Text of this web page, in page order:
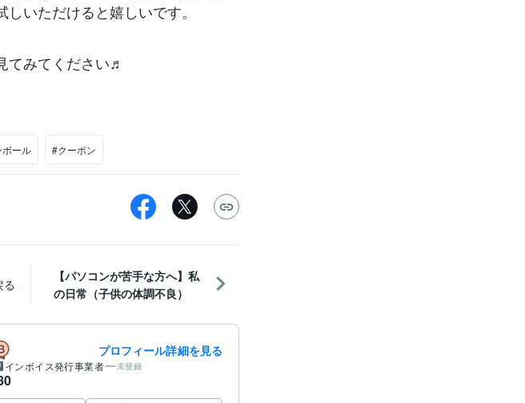
いただけると嬉しいです。
てみてください♬
ール #クーポン
る
【パソコンが苦手な方へ】私
の日常（子供の体調不良）
プロフィール詳細を見る
インボイス発行事業者 未登録